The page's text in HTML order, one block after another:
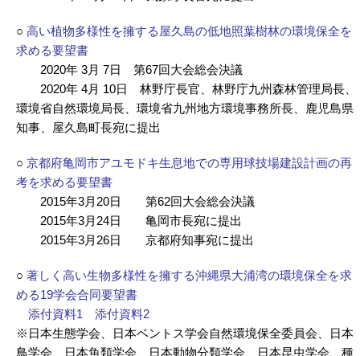
○ 高い植物多様性を擁する屋久島の低地照葉樹林の環境保全を
求める要望書
2020年 3月 7日 第67回大会総会決議
2020年 4月 10日 林野庁長官、林野庁九州森林管理局長、
環境省自然環境局長、環境省九州地方環境事務所長、鹿児島県
知事、屋久島町長宛に提出
○ 京都府亀岡市アユモドキ生息地での専用球技場建設計画の再
考を求める要望書
2015年3月20日 第62回大会総会決議
2015年3月24日 亀岡市長宛に提出
2015年3月26日 京都府知事宛に提出
○ 著しく高い生物多様性を擁する沖縄県大浦湾の環境保全を求
める19学会合同要望書
添付資料1
添付資料2
※日本生態学会、日本ベントス学会自然環境保全委員会、日本
鳥学会、日本魚類学会、日本動物分類学会、日本昆虫学会、種